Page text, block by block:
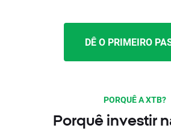
DÊ O PRIMEIRO
PORQUÊ A XTB?
Porquê investir